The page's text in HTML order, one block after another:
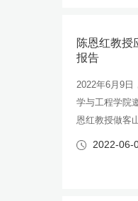
陈恩红教授
报告
2022年6月9日
学与工程学院
恩红教授做客
2022-06-